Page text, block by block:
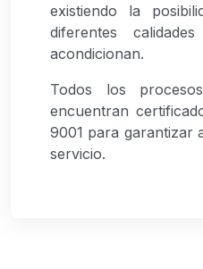
existiendo la
diferentes
acondicionan.
Todos los
encuentran
9001 para garantizar
servicio.